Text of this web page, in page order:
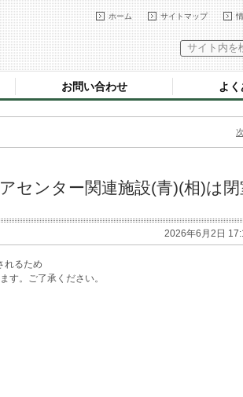
サイトマップ
ホーム
お問い合わせ よ
センター関連施設(青)(相)は
2026年6月2日
れるため
す。ご了承ください。